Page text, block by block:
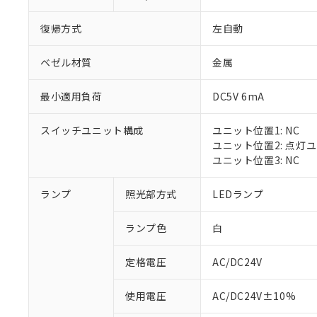
復帰方式 左自動
ベゼル材質 金属
最小適用負荷 DC5V 6mA
スイッチユニット構成
ユニット位置1: NC
ユニット位置2: 点灯
ユニット位置3: NC
ランプ 照光部方式 LEDランプ
ランプ色 白
定格電圧 AC/DC24V
使用電圧 AC/DC24V±10%
ご利用条件
※1 対応状況
調査・確認中：
非該当品：ライセ
仕入先様の事情に
があります。
※1 中国